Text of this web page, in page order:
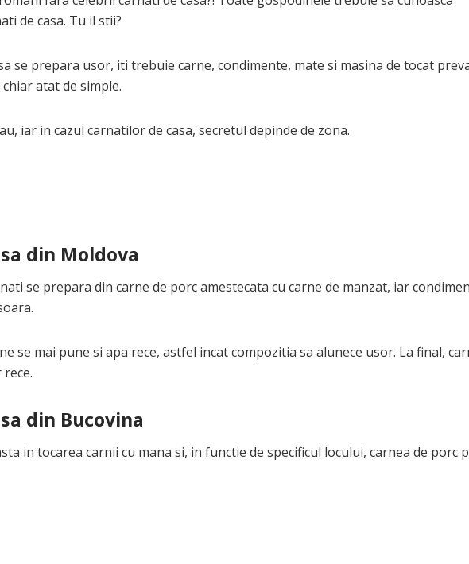
de casa. Tu il stii?
se prepara usor, iti trebuie carne, condimente, mate si masina de tocat
atat de simple.
iar in cazul carnatilor de casa, secretul depinde de zona.
din Moldova
se prepara din carne de porc amestecata cu carne de manzat, iar
se mai pune si apa rece, astfel incat compozitia sa alunece usor. La final,
din Bucovina
in tocarea carnii cu mana si, in functie de specificul locului, carnea de porc